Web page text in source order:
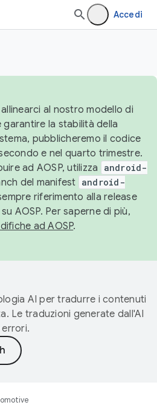
Accedi
al nostro modello di
la stabilità della
pubblicheremo il codice
e nel quarto trimestre.
ad AOSP, utilizza
android-
del manifest android-
riferimento alla release
AOSP. Per saperne di più,
ad AOSP.
AI per tradurre i contenuti
Le traduzioni generate dall'AI